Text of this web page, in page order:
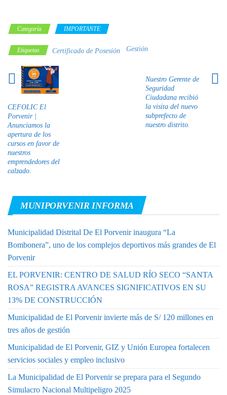
Categoría IMPORTANTE
Etiquetas Certificado de Posesión Gestión
CEFOLIC El
Porvenir |
Anunciamos la
apertura de los
cursos en favor de
nuestros
emprendedores del
calzado.
Nuestro Gerente de
Seguridad
Ciudadana recibió
la visita del nuevo
subprefecto de
nuestro distrito.
MUNIPORVENIR INFORMA
Municipalidad Distrital De El Porvenir inaugura “La
Bombonera”, uno de los complejos deportivos más grandes de El
Porvenir
EL PORVENIR: CENTRO DE SALUD RÍO SECO “SANTA
ROSA” REGISTRA AVANCES SIGNIFICATIVOS EN SU
13% DE CONSTRUCCIÓN
Municipalidad de El Porvenir invierte más de S/ 120 millones en
tres años de gestión
Municipalidad de El Porvenir, GIZ y Unión Europea fortalecen
servicios sociales y empleo inclusivo
La Municipalidad de El Porvenir se prepara para el Segundo
Simulacro Nacional Multipeligro 2025